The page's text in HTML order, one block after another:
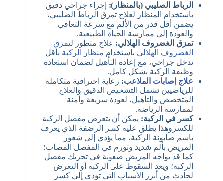
الرباط الصليبي (بالمنظار): إجراء جراحي دقيق
باستخدام المنظار لعلاج تمزق الرباط الصليبي،
يضمن أقل قدر من الألم مع سرعة التعافي
والعودة إلى ممارسة الحياة الطبيعية.
تمزق الغضروف الهلالي: علاج متطور لتمزق
الغضروف الهلالي باستخدام منظار الركبة بأقل
تدخل جراحي، مع إعادة التأهيل لضمان استعادة
وظيفة الركبة بشكل كامل.
علاج إصابات الملاعب: رعاية احترافية متكاملة
للرياضيين تشمل التشخيص الدقيق والعلاج
المتخصص والتأهيل، لعودة سريعة وآمنة
لممارسة الرياضة.
كسر في الركبة: يمكن أن يتعرض مفصل الركبة
للكسروهذا يطلق عليه كسر الرضفة الذي يعرف
باسم صابونة الركبة، مما يؤدي إلى شعور
المريض بألم شديد وتورم في المفصل المصاب؛
كما قد يواجه المريض صعوبة في تحريك مفصل
الركبة؛ ويعد السقوط على الركبة أو التعرض
لحادث من أبرز الأسباب التي تؤدي إلى كسر